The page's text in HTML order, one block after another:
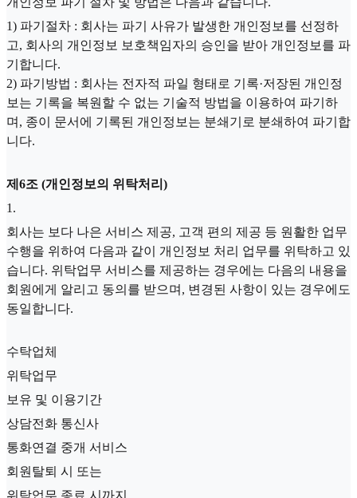
1) 파기절차 : 회사는 파기 사유가 발생한 개인정보를 선정하
고, 회사의 개인정보 보호책임자의 승인을 받아 개인정보를 파
기합니다.
2) 파기방법 : 회사는 전자적 파일 형태로 기록·저장된 개인정
보는 기록을 복원할 수 없는 기술적 방법을 이용하여 파기하
며, 종이 문서에 기록된 개인정보는 분쇄기로 분쇄하여 파기합
니다.
제6조 (개인정보의 위탁처리)
1 .
회사는 보다 나은 서비스 제공, 고객 편의 제공 등 원활한 업무
수행을 위하여 다음과 같이 개인정보 처리 업무를 위탁하고 있
습니다. 위탁업무 서비스를 제공하는 경우에는 다음의 내용을
회원에게 알리고 동의를 받으며, 변경된 사항이 있는 경우에도
동일합니다.
수탁업체
위탁업무
보유 및 이용기간
상담전화 통신사
통화연결 중개 서비스
회원탈퇴 시 또는